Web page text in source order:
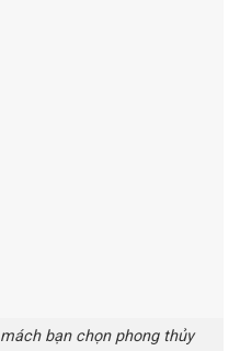
bạn chọn phong thủy